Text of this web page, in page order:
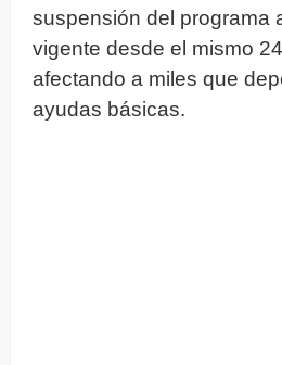
suspensión del programa
vigente desde el mismo
afectando a miles que
ayudas básicas.